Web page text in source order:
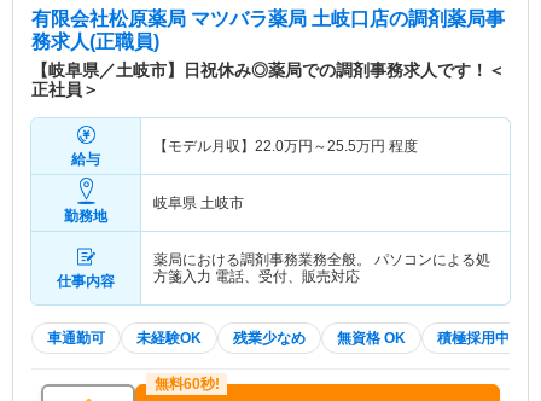
有限会社松原薬局 マツバラ薬局 土岐口店の調剤薬局事
務求人(正職員)
【岐阜県／土岐市】日祝休み◎薬局での調剤事務求人です！＜
正社員＞
給与
【モデル月収】 22.0万円～25.5万円 程度
勤務地
岐阜県 土岐市
仕事内容
薬局における調剤事務業務全般。 パソコンによる処
方箋入力 電話、受付、販売対応
車通勤可 未経験OK 残業少なめ 無資格 OK 積極採用中